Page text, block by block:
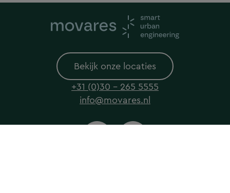
Bekijk onze locaties
+31 (0)30 - 265 5555
info@movares.nl